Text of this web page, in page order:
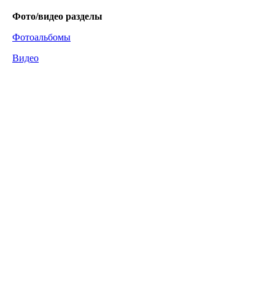
Фото/видео разделы
Фотоальбомы
Видео